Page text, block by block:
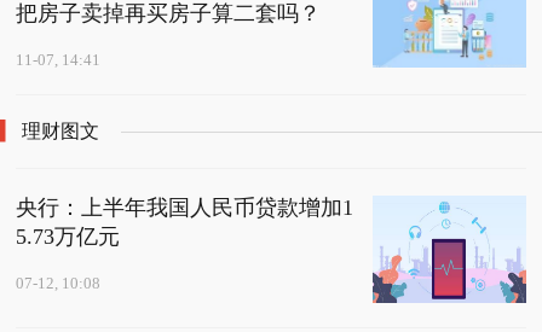
把房子卖掉再买房子算二套吗？
11-07, 14:41
理财图文
央行：上半年我国人民币贷款增加1
5.73万亿元
07-12, 10:08